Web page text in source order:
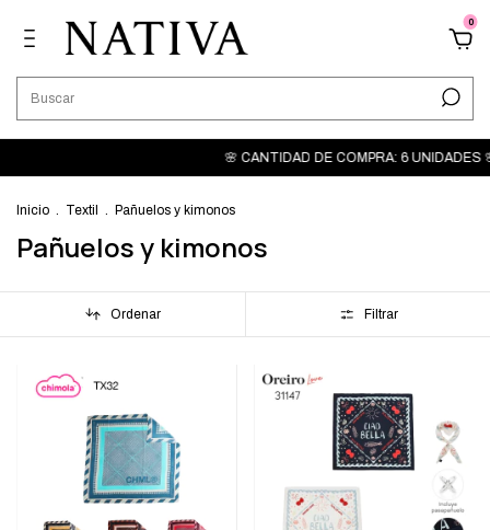
0
🌸 CANTIDAD DE COMPRA: 6 UNIDADES 🌸
Inicio . Textil . Pañuelos y kimonos
Pañuelos y kimonos
Ordenar Filtrar